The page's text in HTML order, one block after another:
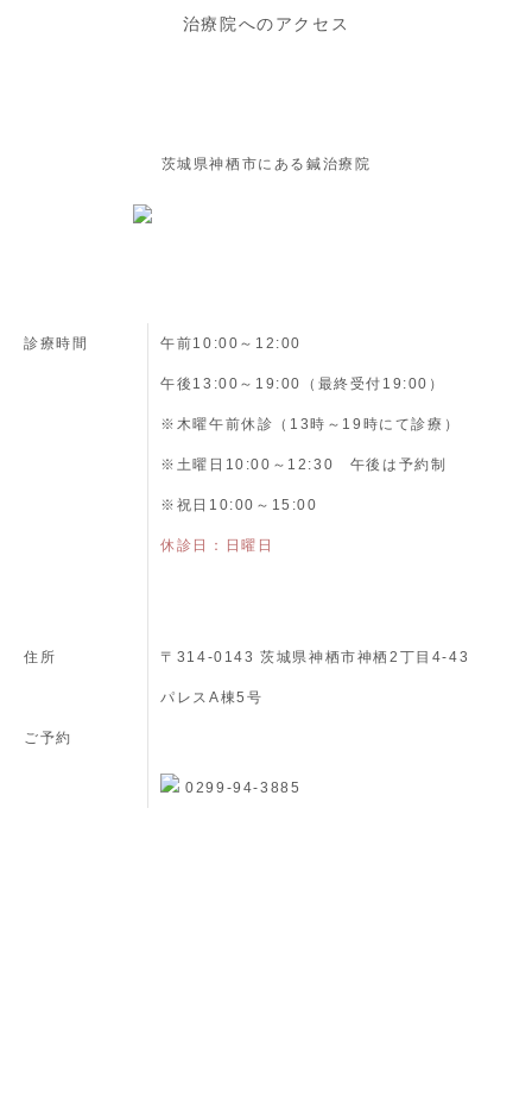
治療院へのアクセス
茨城県神栖市にある鍼治療院
診療時間 午前10:00～12:00
午後13:00～19:00（最終受付19:00）
※木曜午前休診（13時～19時にて診療）
※土曜日10:00～12:30 午後は予約制
※祝日10:00～15:00
休診日：日曜日
住所 〒314-0143 茨城県神栖市神栖2丁目4-43
パレスA棟5号
ご予約
0299-94-3885